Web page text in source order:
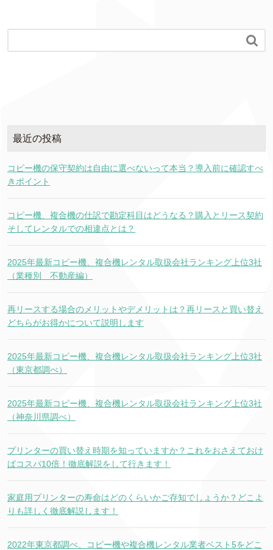

最近の投稿
コピー機の保守契約は自由に選べないって本当？導入前に確認すべ
きポイント
コピー機、複合機の仕訳で勘定科目はどうなる？購入とリース契約
そしてレンタルでの相違点とは？
2025年最新コピー機、複合機レンタル取扱会社ランキング上位3社
（業種別 不動産編）
再リースする場合のメリットやデメリットは？再リースと買い替え
どちらがお得かについて説明します
2025年最新コピー機、複合機レンタル取扱会社ランキング上位3社
（東京都調べ）
2025年最新コピー機、複合機レンタル取扱会社ランキング上位3社
（神奈川県調べ）
プリンターの買い替え時期を知っていますか？これをおさえておけ
ばコスパ10倍！徹底解説をして行きます！
家庭用プリンターの寿命はどのくらいかご存知でしょうか？どこよ
りも詳しく徹底解説します！
2022年東京都調べ、コピー機や複合機レンタル業者ベスト5をどこ